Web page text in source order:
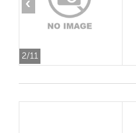
2/11
‹